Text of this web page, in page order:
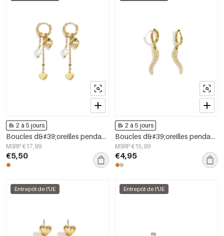
2 à 5 jours
Boucles d&#39;oreilles pendantes en acier inoxydable en forme de cœur, collection Simple Daily Simple, bijoux pour femmes
MSRP €17,99
€5,50
2 à 5 jours
Boucles d&#39;oreilles pendantes en acier inoxydable, style serpent, collection Daily Simple, bijoux pour femmes
MSRP €15,99
€4,95
Entrepôt de l'UE Entrepôt de l'UE